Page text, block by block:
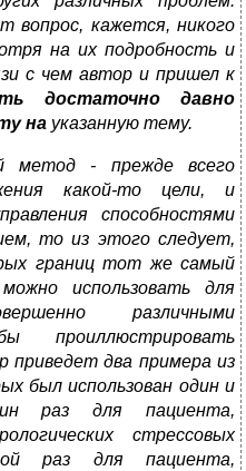
кажется, никого
на их подробность и
с чем автор и пришел к
достаточно давно
на указанную тему.
метод - прежде всего
какой-то цели, и
способностями
то из этого следует,
границ тот же самый
использовать для
различными
проиллюстрировать
приведет два примера из
был использован один и
раз для пациента,
стрессовых
раз для пациента,